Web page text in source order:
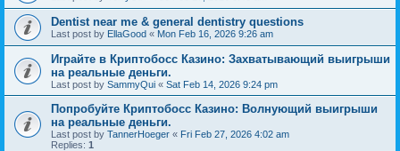
Dentist near me & general dentistry questions
Last post by EllaGood « Mon Feb 16, 2026 9:26 am
Играйте в Криптобосс Казино: Захватывающий выигрыши
на реальные деньги.
Last post by SammyQui « Sat Feb 14, 2026 9:24 pm
Попробуйте Криптобосс Казино: Волнующий выигрыши
на реальные деньги.
Last post by TannerHoeger « Fri Feb 27, 2026 4:02 am
Replies: 1